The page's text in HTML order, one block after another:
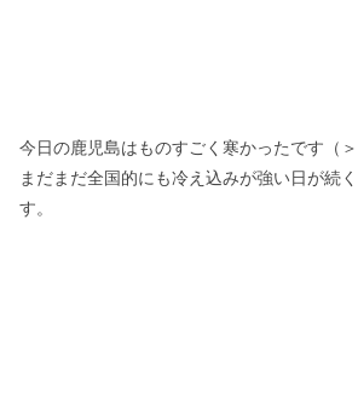
今日の鹿児島はものすごく寒かったです（＞
まだまだ全国的にも冷え込みが強い日が続
す。